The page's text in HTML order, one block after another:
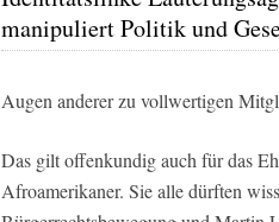
manipuliert Politik und
Augen anderer zu vollwertigen
Das gilt offenkundig auch für das
Afroamerikaner. Sie alle dürften